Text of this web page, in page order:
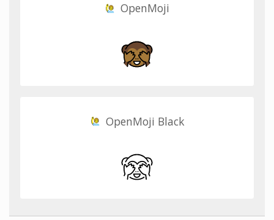
OpenMoji
OpenMoji Black